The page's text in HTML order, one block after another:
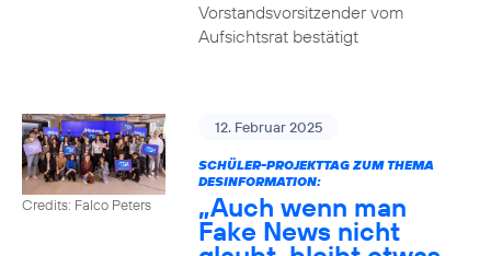
Vorstandsvorsitzender vom
Aufsichtsrat bestätigt
Credits: Falco Peters
12. Februar 2025
SCHÜLER-PROJEKTTAG ZUM THEMA
DESINFORMATION:
„Auch wenn man
Fake News nicht